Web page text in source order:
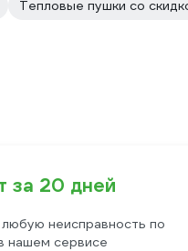
Тепловые пушки со
за 20 дней
неисправность по
нашем сервисе